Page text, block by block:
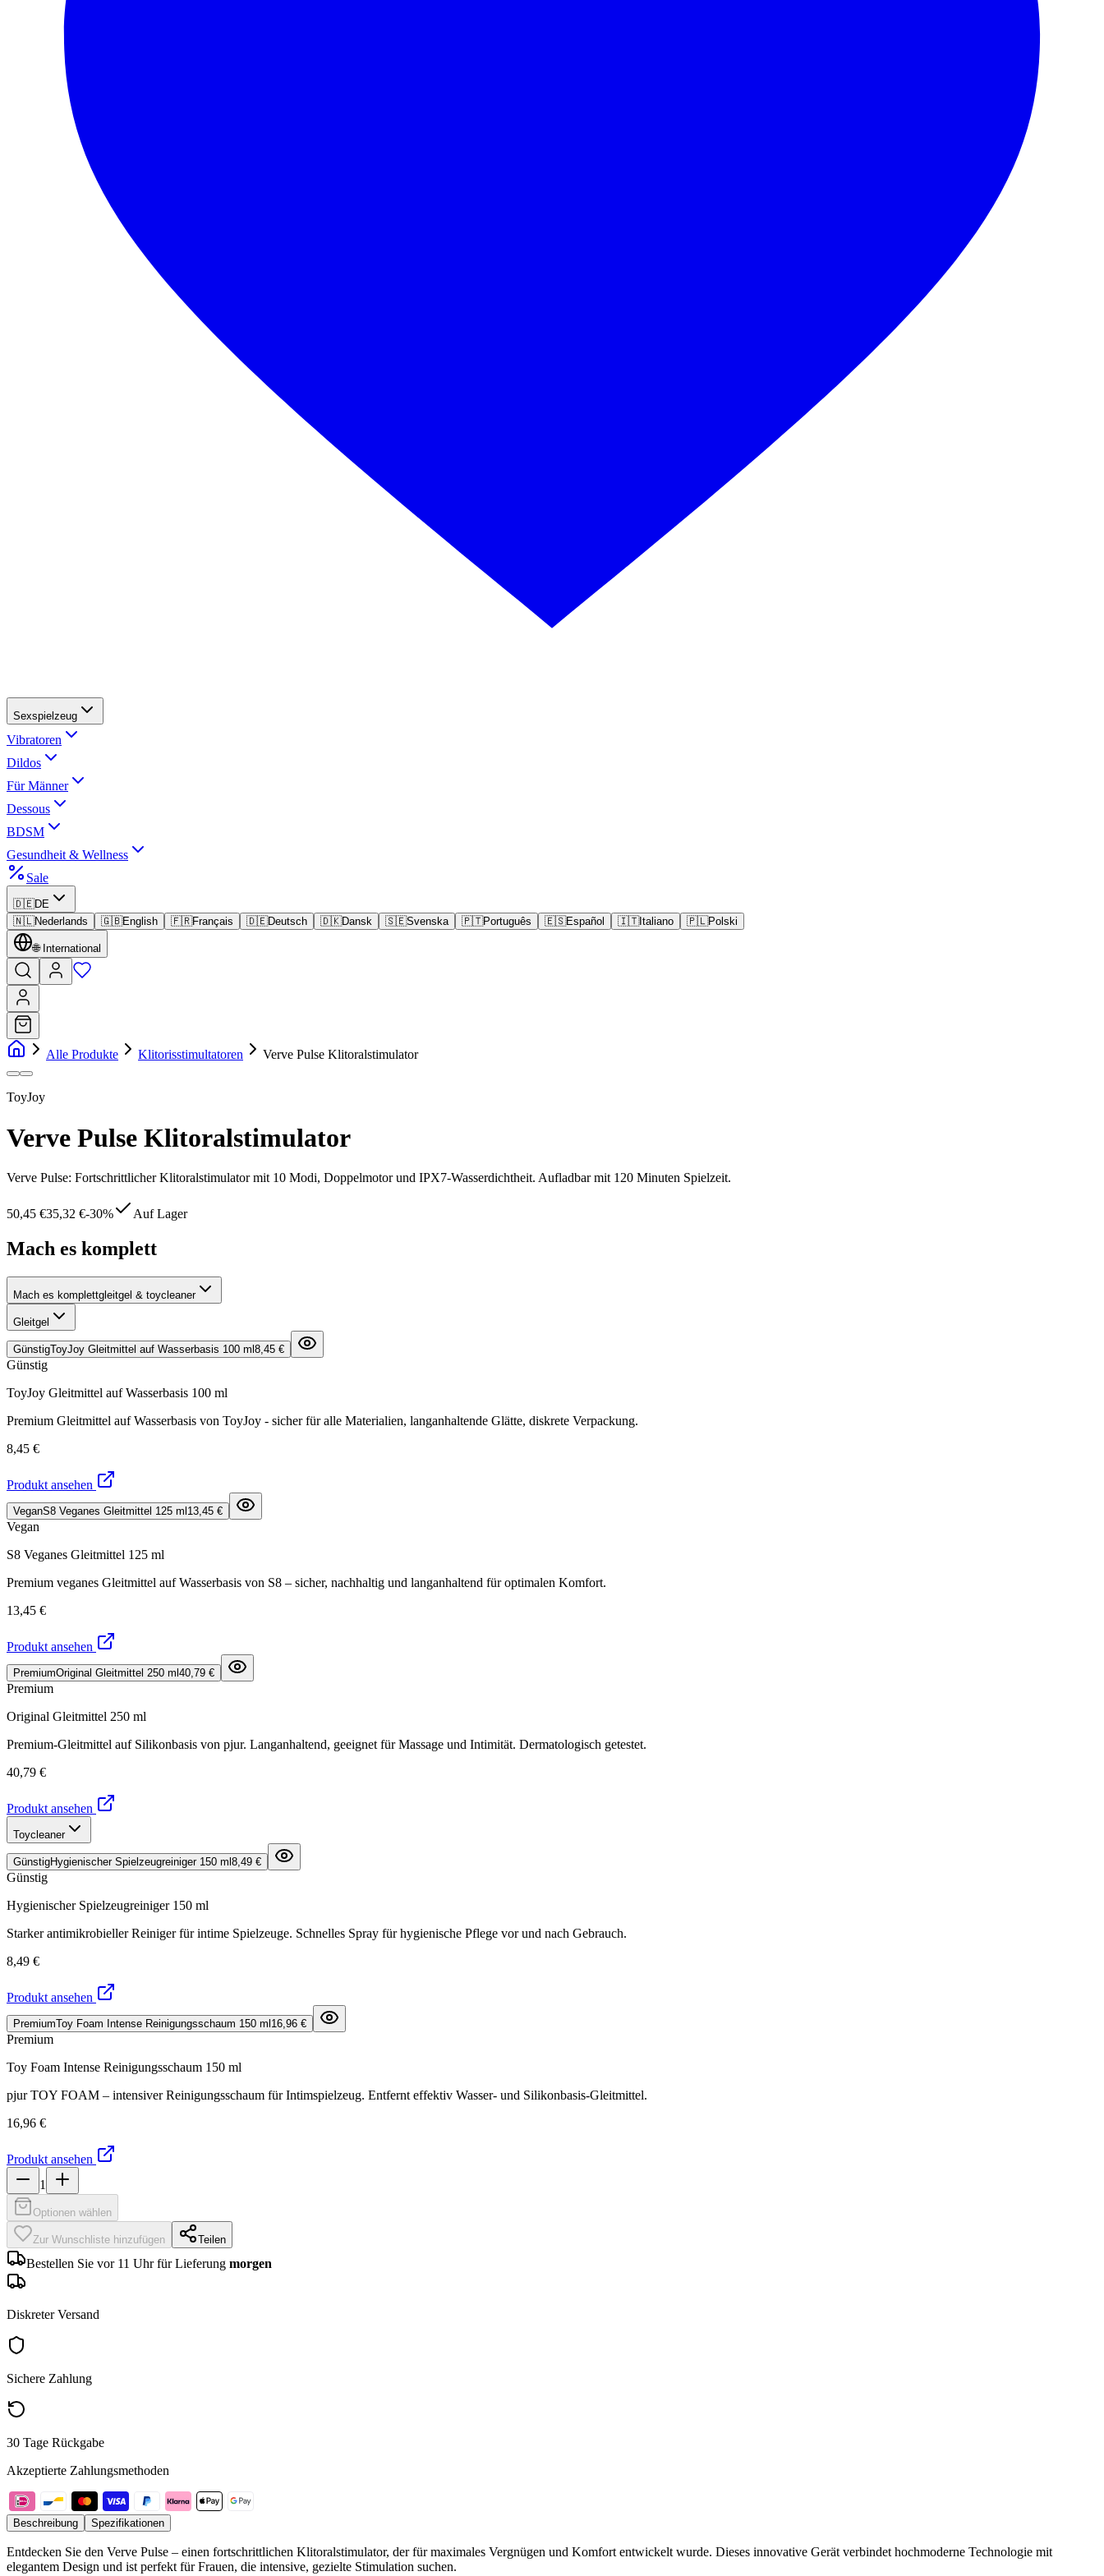
Sexspielzeug
Vibratoren
Dildos
Für Männer
Dessous
BDSM
Gesundheit & Wellness
Sale
🇩🇪DE
🇳🇱Nederlands 🇬🇧English 🇫🇷Français 🇩🇪Deutsch 🇩🇰Dansk 🇸🇪Svenska 🇵🇹Português 🇪🇸Español 🇮🇹Italiano 🇵🇱Polski
🌐 International
Alle Produkte Klitorisstimultatoren Verve Pulse Klitoralstimulator
ToyJoy
Verve Pulse Klitoralstimulator
Verve Pulse: Fortschrittlicher Klitoralstimulator mit 10 Modi, Doppelmotor und IPX7-Wasserdichtheit. Aufladbar mit 120 Minuten Spielzeit.
50,45 €35,32 €-30% Auf Lager
Mach es komplett
Mach es komplettgleitgel & toycleaner
Gleitgel
GünstigToyJoy Gleitmittel auf Wasserbasis 100 ml 8,45 €
Günstig
ToyJoy Gleitmittel auf Wasserbasis 100 ml
Premium Gleitmittel auf Wasserbasis von ToyJoy - sicher für alle Materialien, langanhaltende Glätte, diskrete Verpackung.
8,45 €
Produkt ansehen
VeganS8 Veganes Gleitmittel 125 ml 13,45 €
Vegan
S8 Veganes Gleitmittel 125 ml
Premium veganes Gleitmittel auf Wasserbasis von S8 – sicher, nachhaltig und langanhaltend für optimalen Komfort.
13,45 €
Produkt ansehen
PremiumOriginal Gleitmittel 250 ml 40,79 €
Premium
Original Gleitmittel 250 ml
Premium-Gleitmittel auf Silikonbasis von pjur. Langanhaltend, geeignet für Massage und Intimität. Dermatologisch getestet.
40,79 €
Produkt ansehen
Toycleaner
GünstigHygienischer Spielzeugreiniger 150 ml 8,49 €
Günstig
Hygienischer Spielzeugreiniger 150 ml
Starker antimikrobieller Reiniger für intime Spielzeuge. Schnelles Spray für hygienische Pflege vor und nach Gebrauch.
8,49 €
Produkt ansehen
PremiumToy Foam Intense Reinigungsschaum 150 ml 16,96 €
Premium
Toy Foam Intense Reinigungsschaum 150 ml
pjur TOY FOAM – intensiver Reinigungsschaum für Intimspielzeug. Entfernt effektiv Wasser- und Silikonbasis-Gleitmittel.
16,96 €
Produkt ansehen
1
Optionen wählen
Zur Wunschliste hinzufügen Teilen
Bestellen Sie vor 11 Uhr für Lieferung morgen
Diskreter Versand
Sichere Zahlung
30 Tage Rückgabe
Akzeptierte Zahlungsmethoden
Beschreibung Spezifikationen
Entdecken Sie den Verve Pulse – einen fortschrittlichen Klitoralstimulator, der für maximales Vergnügen und Komfort entwickelt wurde. Dieses innovative Gerät verbindet hochmoderne Technologie mit
elegantem Design und ist perfekt für Frauen, die intensive, gezielte Stimulation suchen.